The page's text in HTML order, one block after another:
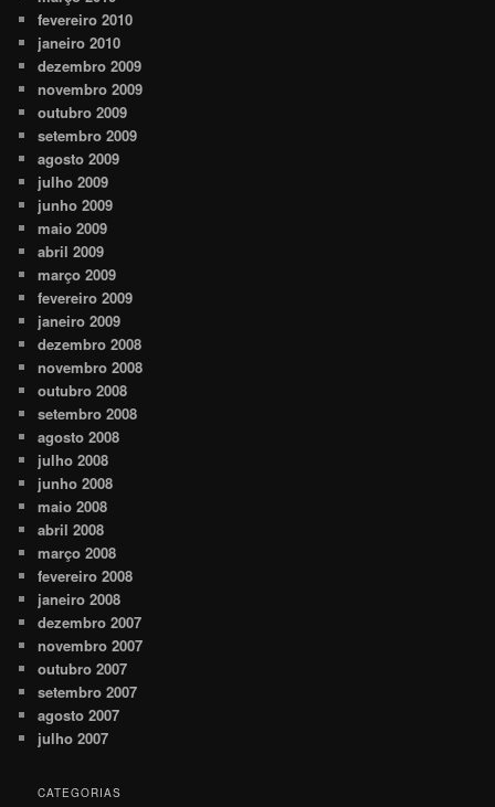
fevereiro 2010
janeiro 2010
dezembro 2009
novembro 2009
outubro 2009
setembro 2009
agosto 2009
julho 2009
junho 2009
maio 2009
abril 2009
março 2009
fevereiro 2009
janeiro 2009
dezembro 2008
novembro 2008
outubro 2008
setembro 2008
agosto 2008
julho 2008
junho 2008
maio 2008
abril 2008
março 2008
fevereiro 2008
janeiro 2008
dezembro 2007
novembro 2007
outubro 2007
setembro 2007
agosto 2007
julho 2007
CATEGORIAS